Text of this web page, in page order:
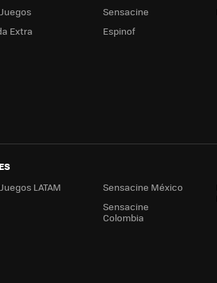
Extra
Sensacine
Espinof
LATAM
Sensacine México
Sensacine
Colombia